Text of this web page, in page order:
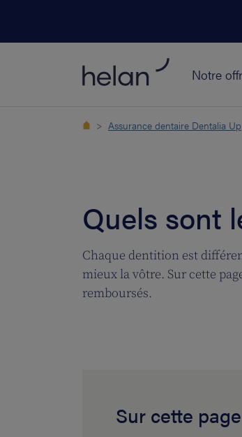
Notre
Assurance dentaire Dentalia Up
Quels sont
Chaque dentition est
mieux la vôtre. Sur cette
remboursés.
Sur cette page